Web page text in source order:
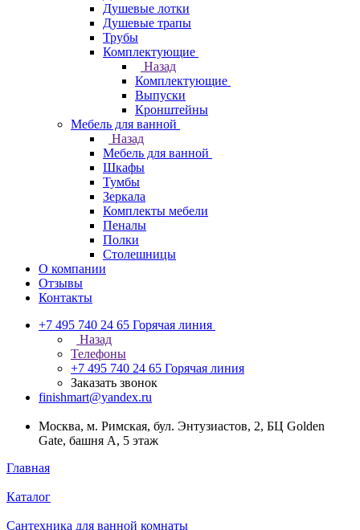
Душевые лотки
Душевые трапы
Трубы
Комплектующие
Назад
Комплектующие
Выпуски
Кронштейны
Мебель для ванной
Назад
Мебель для ванной
Шкафы
Тумбы
Зеркала
Комплекты мебели
Пеналы
Полки
Столешницы
О компании
Отзывы
Контакты
+7 495 740 24 65 Горячая линия
Назад
Телефоны
+7 495 740 24 65 Горячая линия
Заказать звонок
finishmart@yandex.ru
Москва, м. Римская, бул. Энтузиастов, 2, БЦ Golden
Gate, башня А, 5 этаж
Главная
Каталог
Сантехника для ванной комнаты